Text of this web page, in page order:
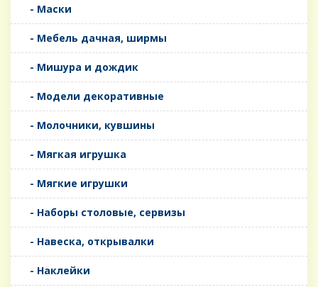
- Маски
- Мебель дачная, ширмы
- Мишура и дождик
- Модели декоративные
- Молочники, кувшины
- Мягкая игрушка
- Мягкие игрушки
- Наборы столовые, сервизы
- Навеска, открывалки
- Наклейки